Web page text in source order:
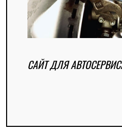
САЙТ ДЛЯ